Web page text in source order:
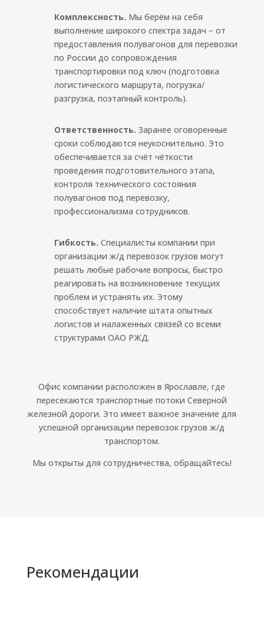
Комплексность. Мы берём на себя
выполнение широкого спектра задач − от
предоставления полувагонов для перевозки
по России до сопровождения
транспортировки под ключ (подготовка
логистического маршрута, погрузка/
разгрузка, поэтапный контроль).
Ответственность. Заранее оговоренные
сроки соблюдаются неукоснительно. Это
обеспечивается за счёт чёткости
проведения подготовительного этапа,
контроля технического состояния
полувагонов под перевозку,
профессионализма сотрудников.
Гибкость. Специалисты компании при
организации ж/д перевозок грузов могут
решать любые рабочие вопросы, быстро
реагировать на возникновение текущих
проблем и устранять их. Этому
способствует наличие штата опытных
логистов и налаженных связей со всеми
структурами ОАО РЖД.
Офис компании расположен в Ярославле, где
пересекаются транспортные потоки Северной
железной дороги. Это имеет важное значение для
успешной организации перевозок грузов ж/д
транспортом.
Мы открыты для сотрудничества, обращайтесь!
Рекомендации